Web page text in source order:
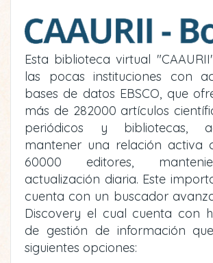
Esta biblioteca virtual
las pocas instituciones con
bases de datos EBSCO, que
más de 282000 artículos
periódicos y bibliotecas,
mantener una relación activa
60000 editores,
actualización diaria. Este
cuenta con un buscador
Discovery el cual cuenta con
de gestión de información
siguientes opciones: